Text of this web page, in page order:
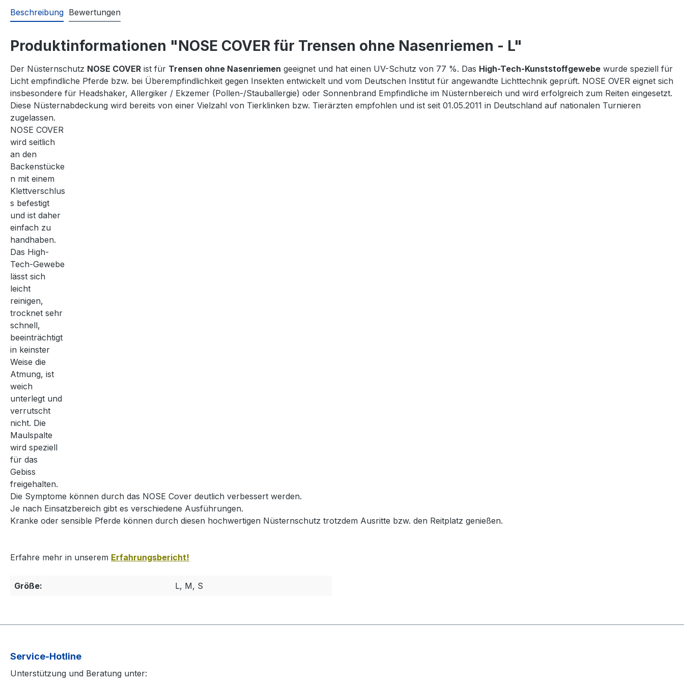
Beschreibung Bewertungen
Produktinformationen "NOSE COVER für Trensen ohne Nasenriemen - L"
Der Nüsternschutz NOSE COVER ist für Trensen ohne Nasenriemen geeignet und hat einen UV-Schutz von 77 %. Das High-Tech-Kunststoffgewebe wurde speziell für
Licht empfindliche Pferde bzw. bei Überempfindlichkeit gegen Insekten entwickelt und vom Deutschen Institut für angewandte Lichttechnik geprüft. NOSE OVER eignet sich
insbesondere für Headshaker, Allergiker / Ekzemer (Pollen-/Stauballergie) oder Sonnenbrand Empfindliche im Nüsternbereich und wird erfolgreich zum Reiten eingesetzt.
Diese Nüsternabdeckung wird bereits von einer Vielzahl von Tierklinken bzw. Tierärzten empfohlen und ist seit 01.05.2011 in Deutschland auf nationalen Turnieren
zugelassen.
NOSE COVER
wird seitlich
an den
Backenstücke
n mit einem
Klettverschlus
s befestigt
und ist daher
einfach zu
handhaben.
Das High-
Tech-Gewebe
lässt sich
leicht
reinigen,
trocknet sehr
schnell,
beeinträchtigt
in keinster
Weise die
Atmung, ist
weich
unterlegt und
verrutscht
nicht. Die
Maulspalte
wird speziell
für das
Gebiss
freigehalten.
Die Symptome können durch das NOSE Cover deutlich verbessert werden.
Je nach Einsatzbereich gibt es verschiedene Ausführungen.
Kranke oder sensible Pferde können durch diesen hochwertigen Nüsternschutz trotzdem Ausritte bzw. den Reitplatz genießen.
Erfahre mehr in unserem Erfahrungsbericht!
Größe: L, M, S
Service-Hotline
Unterstützung und Beratung unter: